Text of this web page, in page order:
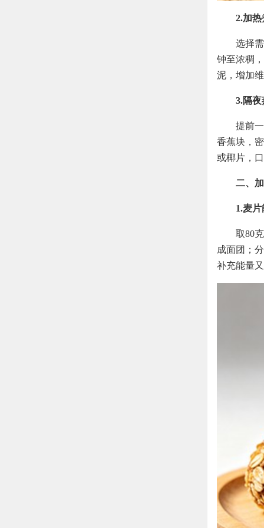
2.加
选择
钟至浓稠
泥，增加
3.隔
提前
香蕉块，
或椰片，
二、
1.麦
取80
成面团；
补充能量